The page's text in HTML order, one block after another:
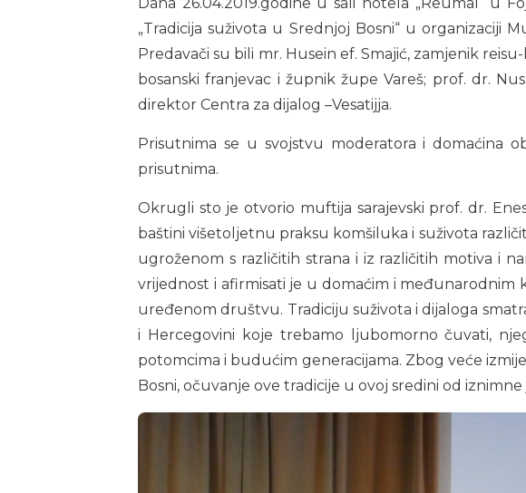
„Tradicija suživota u Srednjoj Bosni“ u organizaciji
Predavači su bili mr. Husein ef. Smajić, zamjenik
bosanski franjevac i župnik župe Vareš; prof. dr.
direktor Centra za dijalog –Vesatijja.
Prisutnima se u svojstvu moderatora i domaćina
prisutnima.
Okrugli sto je otvorio muftija sarajevski prof. dr.
baštini višetoljetnu praksu komšiluka i suživota
ugroženom s različitih strana i iz različitih motiva i
vrijednost i afirmisati je u domaćim i međunarodnim
uređenom društvu. Tradiciju suživota i dijaloga
i Hercegovini koje trebamo ljubomorno čuvati,
potomcima i budućim generacijama. Zbog veće
Bosni, očuvanje ove tradicije u ovoj sredini od